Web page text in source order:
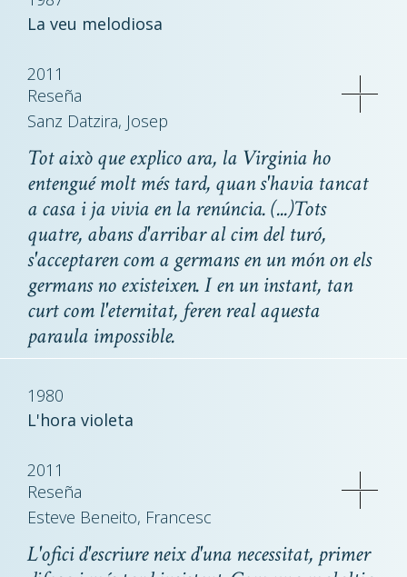
La veu melodiosa
2011
Reseña
Sanz Datzira, Josep
Tot això que explico ara, la Virginia ho
entengué molt més tard, quan s'havia tancat
a casa i ja vivia en la renúncia. (...)Tots
quatre, abans d'arribar al cim del turó,
s'acceptaren com a germans en un món on els
germans no existeixen. I en un instant, tan
curt com l'eternitat, feren real aquesta
paraula impossible.
1980
L'hora violeta
2011
Reseña
Esteve Beneito, Francesc
L'ofici d'escriure neix d'una necessitat, primer